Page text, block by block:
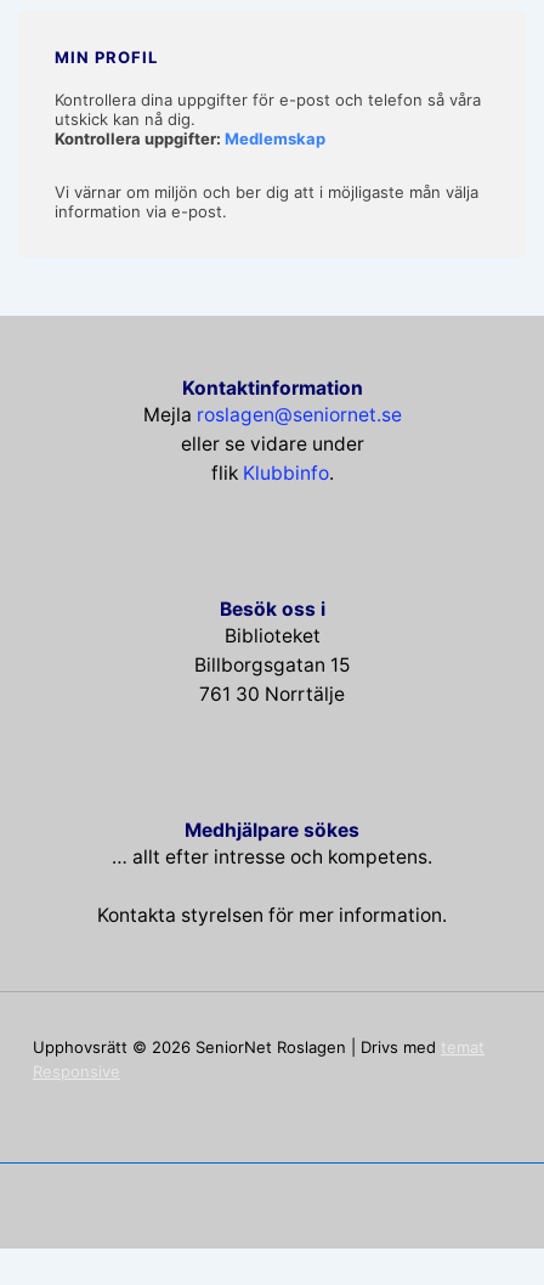
MIN PROFIL
Kontrollera dina uppgifter för e-post och telefon så våra
utskick kan nå dig.
Kontrollera uppgifter: Medlemskap
Vi värnar om miljön och ber dig att i möjligaste mån välja
information via e-post.
Kontaktinformation
Mejla roslagen@seniornet.se
eller se vidare under
flik Klubbinfo.
Besök oss i
Biblioteket
Billborgsgatan 15
761 30 Norrtälje
Medhjälpare sökes
… allt efter intresse och kompetens.
Kontakta styrelsen för mer information.
Upphovsrätt © 2026 SeniorNet Roslagen | Drivs med temat
Responsive